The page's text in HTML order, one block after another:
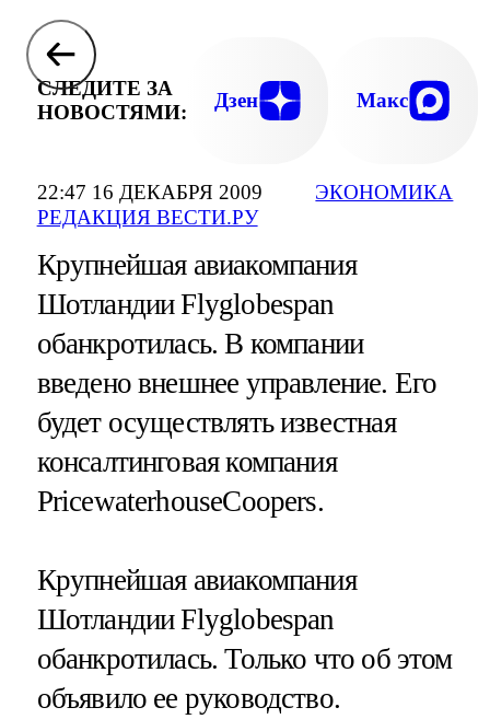
22:47 16 ДЕКАБРЯ 2009
РЕДАКЦИЯ ВЕСТИ.РУ
ЭКОНОМИКА
СЛЕДИТЕ ЗА
НОВОСТЯМИ:
Дзен Макс
Крупнейшая авиакомпания
Шотландии Flyglobespan
обанкротилась. В компании
введено внешнее управление. Его
будет осуществлять известная
консалтинговая компания
PricewaterhouseCoopers.
Крупнейшая авиакомпания
Шотландии Flyglobespan
обанкротилась. Только что об этом
объявило ее руководство.